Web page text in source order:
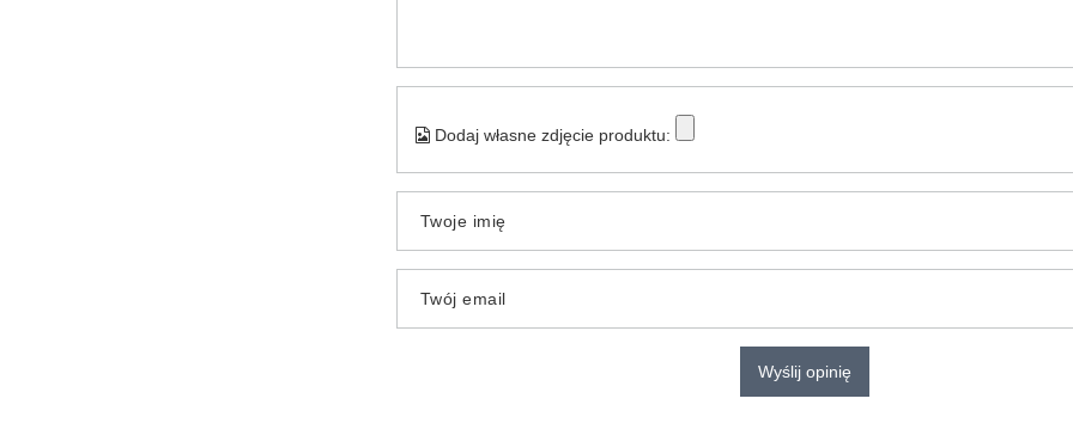
Dodaj własne zdjęcie produktu:
Twoje imię
Twój email
Wyślij opinię